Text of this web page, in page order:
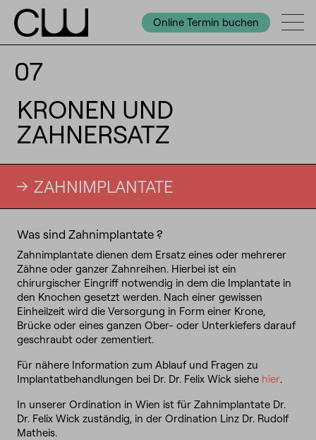
Online Termin buchen
07
KRONEN UND
ZAHNERSATZ
ZAHNIMPLANTATE
Was sind Zahnimplantate ?
Zahnimplantate dienen dem Ersatz eines oder mehrerer
Zähne oder ganzer Zahnreihen. Hierbei ist ein
chirurgischer Eingriff notwendig in dem die Implantate in
den Knochen gesetzt werden. Nach einer gewissen
Einheilzeit wird die Versorgung in Form einer Krone,
Brücke oder eines ganzen Ober- oder Unterkiefers darauf
geschraubt oder zementiert.
Für nähere Information zum Ablauf und Fragen zu
Implantatbehandlungen bei Dr. Dr. Felix Wick siehe hier.
In unserer Ordination in Wien ist für Zahnimplantate Dr.
Dr. Felix Wick zuständig, in der Ordination Linz Dr. Rudolf
Matheis.